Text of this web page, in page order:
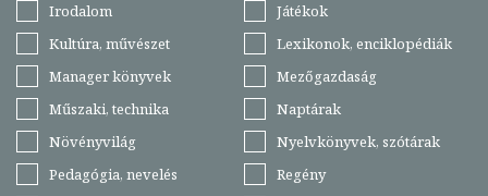
Irodalom
Játékok
Kultúra, művészet
Lexikonok, enciklopédiák
Manager könyvek
Mezőgazdaság
Műszaki, technika
Naptárak
Növényvilág
Nyelvkönyvek, szótárak
Pedagógia, nevelés
Regény